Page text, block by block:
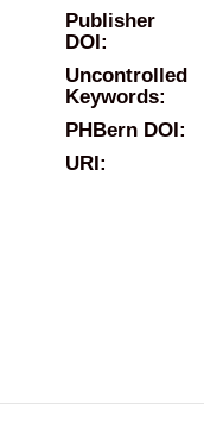
Publisher
DOI:
Uncontrolled
Keywords:
PHBern DOI:
URI: